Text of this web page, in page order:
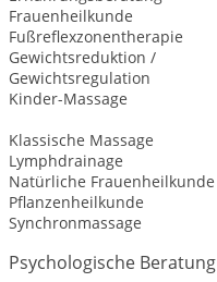
Frauenheilkunde
Fußreflexzonentherapie
Gewichtsreduktion /
Gewichtsregulation
Kinder-Massage
Klassische Massage
Lymphdrainage
Natürliche Frauenheilkunde
Pflanzenheilkunde
Synchronmassage
Psychologische Beratung